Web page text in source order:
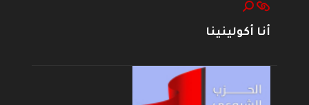
أنا أكولينينا